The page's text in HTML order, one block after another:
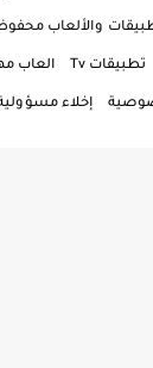
والألعاب
تطبيقات Tv العاب
إخلاء